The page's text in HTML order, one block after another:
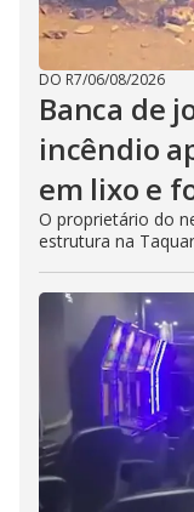
DO R7/06/08/2026
Banca de
incêndio
em lixo e
O proprietário do
estrutura na